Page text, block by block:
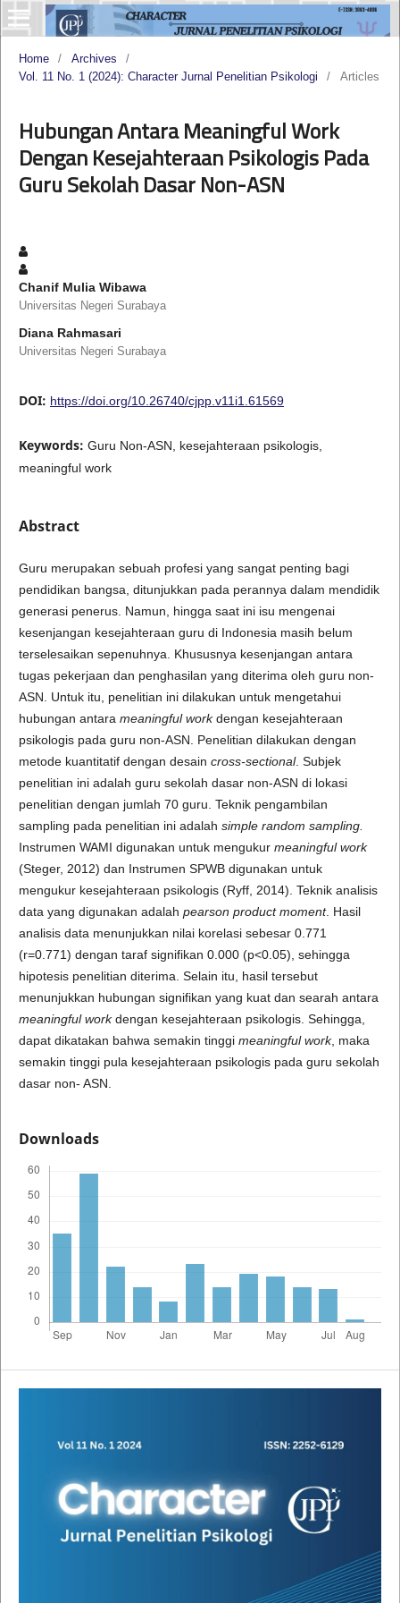
Home / Archives
/
Vol. 11 No. 1 (2024): Character Jurnal Penelitian Psikologi
/ Articles
Hubungan Antara Meaningful Work
Dengan Kesejahteraan Psikologis Pada
Guru Sekolah Dasar Non-ASN
Chanif Mulia Wibawa
Universitas Negeri Surabaya
Diana Rahmasari
Universitas Negeri Surabaya
DOI: https://doi.org/10.26740/cjpp.v11i1.61569
Keywords: Guru Non-ASN, kesejahteraan psikologis,
meaningful work
Abstract
Guru merupakan sebuah profesi yang sangat penting bagi
pendidikan bangsa, ditunjukkan pada perannya dalam mendidik
generasi penerus. Namun, hingga saat ini isu mengenai
kesenjangan kesejahteraan guru di Indonesia masih belum
terselesaikan sepenuhnya. Khususnya kesenjangan antara
tugas pekerjaan dan penghasilan yang diterima oleh guru non-
ASN. Untuk itu, penelitian ini dilakukan untuk mengetahui
hubungan antara meaningful workdengan kesejahteraan
psikologis pada guru non-ASN. Penelitian dilakukan dengan
metode kuantitatif dengan desain cross-sectional. Subjek
penelitian ini adalah guru sekolah dasar non-ASN di lokasi
penelitian dengan jumlah 70 guru. Teknik pengambilan
sampling pada penelitian ini adalah simple random sampling.
Instrumen WAMI digunakan untuk mengukur meaningful work
(Steger, 2012) dan Instrumen SPWB digunakan untuk
mengukur kesejahteraan psikologis (Ryff, 2014). Teknik analisis
data yang digunakan adalah pearson product moment. Hasil
analisis data menunjukkan nilai korelasi sebesar 0.771
(r=0.771) dengan taraf signifikan 0.000 (p<0.05), sehingga
hipotesis penelitian diterima. Selain itu, hasil tersebut
menunjukkan hubungan signifikan yang kuat dan searah antara
meaningful workdengan kesejahteraan psikologis. Sehingga,
dapat dikatakan bahwa semakin tinggi meaningful work, maka
semakin tinggi pula kesejahteraan psikologis pada guru sekolah
dasar non- ASN.
Downloads